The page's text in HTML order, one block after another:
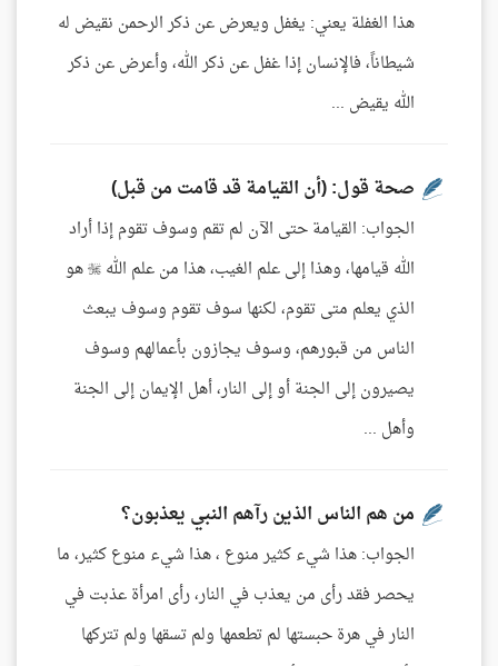
هذا الغفلة يعني: يغفل ويعرض عن ذكر الرحمن نقيض له
شيطاناً، فالإنسان إذا غفل عن ذكر الله، وأعرض عن ذكر
الله يقيض ...
صحة قول: (أن القيامة قد قامت من قبل)
الجواب: القيامة حتى الآن لم تقم وسوف تقوم إذا أراد
الله قيامها، وهذا إلى علم الغيب، هذا من علم الله  هو
الذي يعلم متى تقوم، لكنها سوف تقوم وسوف يبعث
الناس من قبورهم، وسوف يجازون بأعمالهم وسوف
يصيرون إلى الجنة أو إلى النار، أهل الإيمان إلى الجنة
وأهل ...
من هم الناس الذين رآهم النبي يعذبون؟
الجواب: هذا شيء كثير منوع ، هذا شيء منوع كثير، ما
يحصر فقد رأى من يعذب في النار، رأى امرأة عذبت في
النار في هرة حبستها لم تطعمها ولم تسقها ولم تتركها